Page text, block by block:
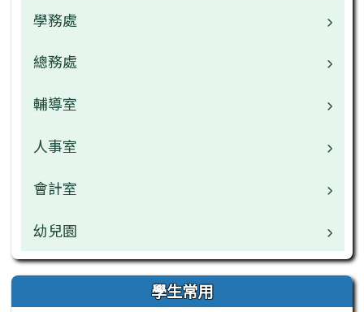
學務處
業務職掌
校園公告
檔案下載
行事曆
午餐中心
總務處
業務職掌
校園公告
檔案下載
行事曆
輔導室
業務職掌
校園公告
檔案下載
行事曆
人事室
業務職掌
校園公告
檔案下載
會計室
業務職掌
校園公告
幼兒園
業務職掌
學生常用